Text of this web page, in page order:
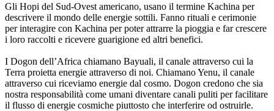
Gli Hopi del Sud-Ovest americano, usano il termine Kachina per
descrivere il mondo delle energie sottili. Fanno rituali e cerimonie
per interagire con Kachina per poter attrarre la pioggia e far crescere
i loro raccolti e ricevere guarigione ed altri benefici.
I Dogon dell’Africa chiamano Bayuali, il canale attraverso cui la
Terra proietta energie attraverso di noi. Chiamano Yenu, il canale
attraverso cui riceviamo energie dal cosmo. Dogon credono che sia
nostra responsabilità come umani diventare canali puliti per facilitare
il flusso di energie cosmiche piuttosto che interferire od ostruirle.